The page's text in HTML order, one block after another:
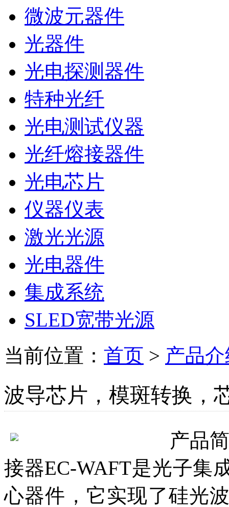
微波元器件
光器件
光电探测器件
特种光纤
光电测试仪器
光纤熔接器件
光电芯片
仪器仪表
激光光源
光电器件
集成系统
SLED宽带光源
当前位置： 首页 > 产品
波导芯片，模斑转换，
产品
接器EC-WAFT是光子集
心器件，它实现了硅光